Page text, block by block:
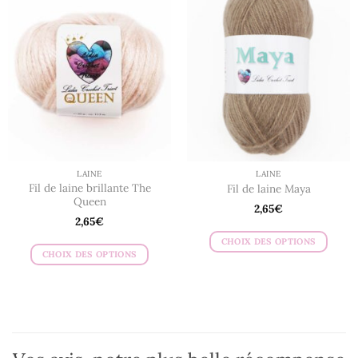
variations.
Les
options
peuvent
être
choisies
sur
produit
variations.
Les
peuvent
être
choisies
sur
la
page
produit
LAINE
Fil de laine brillante The
Queen
2,65€
CHOIX DES OPTIONS
LAINE
Fil de laine Maya
2,65€
CHOIX DES OPTIONS